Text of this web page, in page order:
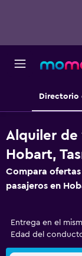
Directorio
Alquiler de
Hobart,
Compara
pasajeros en
Entrega en el
Edad del